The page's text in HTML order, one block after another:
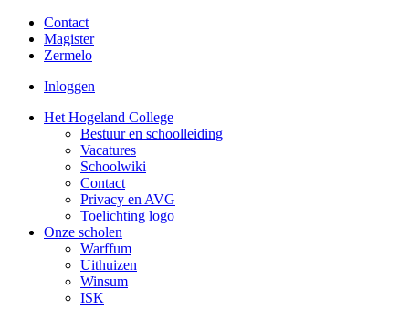
Contact
Magister
Zermelo
Inloggen
Het Hogeland College
Bestuur en schoolleiding
Vacatures
Schoolwiki
Contact
Privacy en AVG
Toelichting logo
Onze scholen
Warffum
Uithuizen
Winsum
ISK